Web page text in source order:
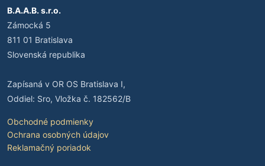
B.A.A.B. s.r.o.
Zámocká 5
811 01 Bratislava
Slovenská republika
Zapísaná v OR OS Bratislava I,
Oddiel: Sro, Vložka č. 182562/B
Obchodné podmienky
Ochrana osobných údajov
Reklamačný poriadok